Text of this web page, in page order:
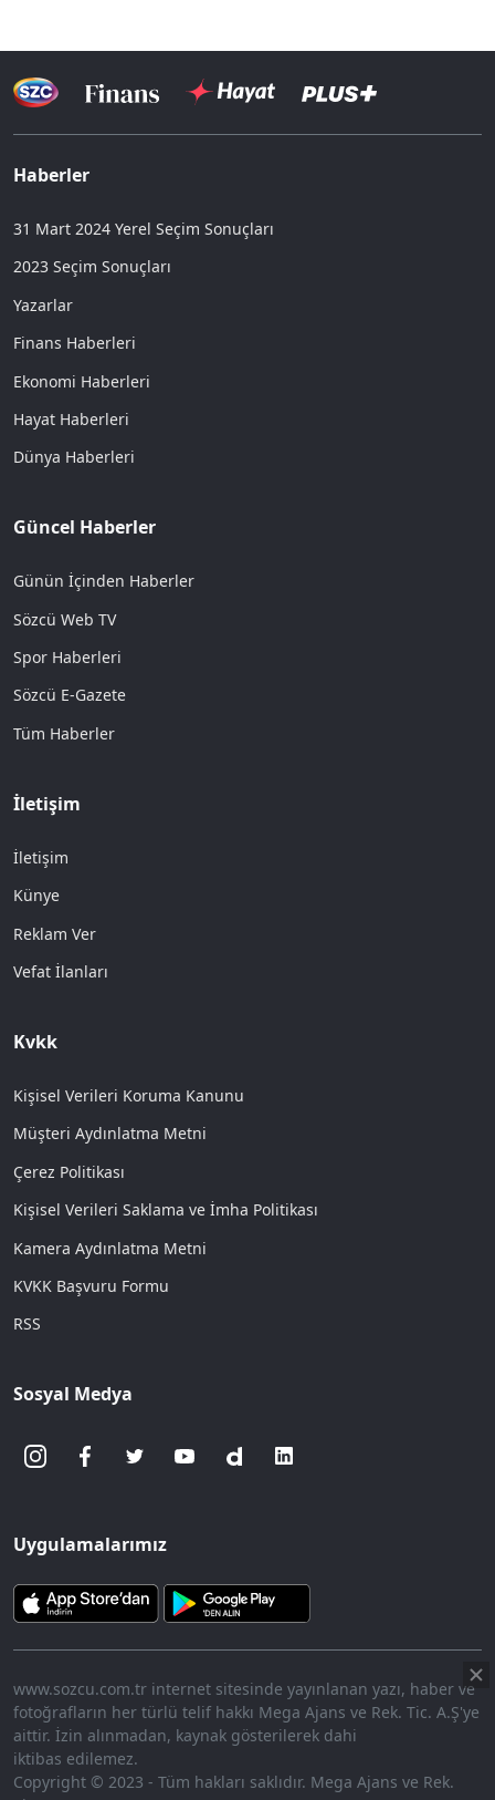
Haberler
31 Mart 2024 Yerel Seçim Sonuçları
2023 Seçim Sonuçları
Yazarlar
Finans Haberleri
Ekonomi Haberleri
Hayat Haberleri
Dünya Haberleri
Güncel Haberler
Günün İçinden Haberler
Sözcü Web TV
Spor Haberleri
Sözcü E-Gazete
Tüm Haberler
İletişim
İletişim
Künye
Reklam Ver
Vefat İlanları
Kvkk
Kişisel Verileri Koruma Kanunu
Müşteri Aydınlatma Metni
Çerez Politikası
Kişisel Verileri Saklama ve İmha Politikası
Kamera Aydınlatma Metni
KVKK Başvuru Formu
RSS
Sosyal Medya
Uygulamalarımız
www.sozcu.com.tr internet sitesinde yayınlanan yazı, haber ve
fotoğrafların her türlü telif hakkı Mega Ajans ve Rek. Tic. A.Ş'ye
aittir. İzin alınmadan, kaynak gösterilerek dahi
iktibas edilemez.
Copyright © 2023 - Tüm hakları saklıdır. Mega Ajans ve Rek.